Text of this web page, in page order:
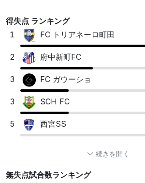
得失点 ランキング
1
FC トリアネーロ町田
2 府中新町FC
3 FC ガウーショ
3 SCH FC
5 西宮SS
続きを開く
無失点試合数ランキング